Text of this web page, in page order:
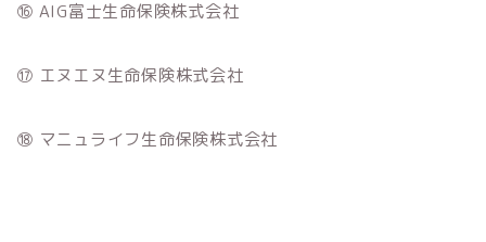
⑯ AIG富士生命保険株式会社
⑰ エヌエヌ生命保険株式会社
⑱ マニュライフ生命保険株式会社